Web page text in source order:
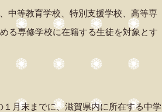
中等教育学校、特別支援学校、高等専
る専修学校に在籍する生徒を対象とす
月末までに、滋賀県内に所在する中学